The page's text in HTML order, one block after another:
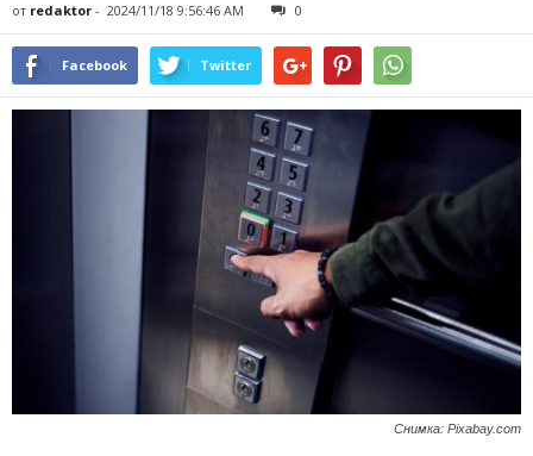
от redaktor - 2024/11/18 9:56:46 AM 0
Facebook Twitter
Снимка: Pixabay.com